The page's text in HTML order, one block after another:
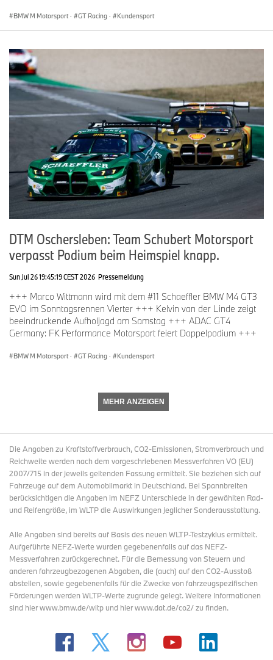
BMW M Motorsport · GT Racing · Kundensport
DTM Oschersleben: Team Schubert Motorsport
verpasst Podium beim Heimspiel knapp.
Sun Jul 26 19:45:19 CEST 2026 Pressemeldung
+++ Marco Wittmann wird mit dem #11 Schaeffler BMW M4 GT3
EVO im Sonntagsrennen Vierter +++ Kelvin van der Linde zeigt
beeindruckende Aufholjagd am Samstag +++ ADAC GT4
Germany: FK Performance Motorsport feiert Doppelpodium +++
BMW M Motorsport · GT Racing · Kundensport
MEHR ANZEIGEN
Die Angaben zu Kraftstoffverbrauch, CO2-Emissionen, Stromverbrauch und
Reichweite werden nach dem vorgeschriebenen Messverfahren VO (EU)
2007/715 in der jeweils geltenden Fassung ermittelt. Sie beziehen sich auf
Fahrzeuge auf dem Automobilmarkt in Deutschland. Bei Spannbreiten
berücksichtigen die Angaben im NEFZ Unterschiede in der gewählten Rad-
und Reifengröße, im WLTP die Auswirkungen jeglicher Sonderausstattung.
Alle Angaben sind bereits auf Basis des neuen WLTP-Testzyklus ermittelt.
Aufgeführte NEFZ-Werte wurden gegebenenfalls auf das NEFZ-
Messverfahren zurückgerechnet. Für die Bemessung von Steuern und
anderen fahrzeugbezogenen Abgaben, die (auch) auf den CO2-Ausstoß
abstellen, sowie gegebenenfalls für die Zwecke von fahrzeugspezifischen
Förderungen werden WLTP-Werte zugrunde gelegt. Weitere Informationen
sind hier www.bmw.de/wltp und hier www.dat.de/co2/ zu finden.